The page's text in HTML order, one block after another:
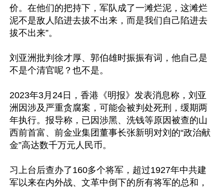
价。在他们的把持下，军队成了一滩烂泥，这滩烂
泥不是敌人陷进去拔不出来，而是我们自己陷进去
拔不出来”。
刘亚洲批判徐才厚、郭伯雄时振振有词，他自己是
不是个清官呢？也不是。
2023年3月24日，香港《明报》发表消息称，刘亚
洲因涉及严重贪腐案，可能会被判处死刑，缓期两
年执行。报导称，已因涉黑、洗钱等原因被查的山
西前首富、前金业集团董事长张新明对刘的“政治献
金”高达数千万元人民币。
习上台后查办了160多个将军，超过1927年中共建
军以来在内外战、文革中倒下的所有将军的总和，